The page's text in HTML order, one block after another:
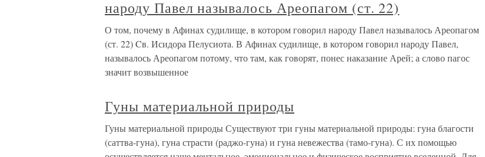
народу Павел называлось Ареопагом (ст. 22)
О том, почему в Афинах судилище, в котором говорил народу Павел называлось Ареопагом
(ст. 22) Cв. Исидора Пелусиота. В Афинах судилище, в котором говорил народу Павел,
называлось Ареопагом потому, что там, как говорят, понес наказание Арей; а слово пагос
значит возвышенное
Гуны материальной природы
Гуны материальной природы Существуют три гуны материальной природы: гуна благости
(саттва-гуна), гуна страсти (раджо-гуна) и гуна невежества (тамо-гуна). С их помощью